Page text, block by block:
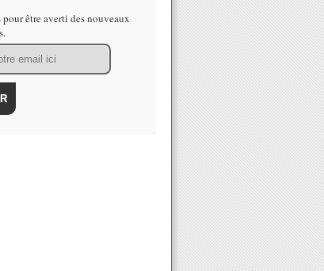
être averti des nouveaux